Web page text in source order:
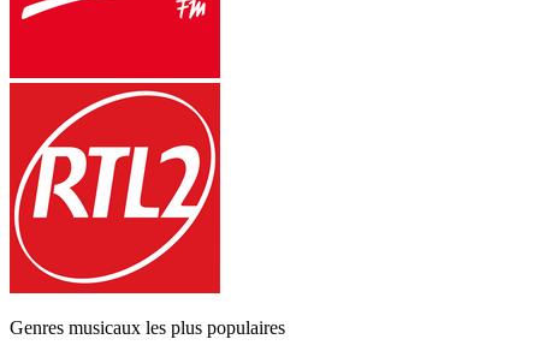
Genres musicaux les plus populaires